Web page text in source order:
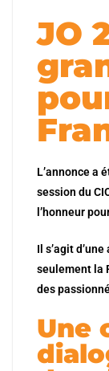
JO
L’annonce a
session du
l’honneur
Il s’agit
seulement la
des
Une